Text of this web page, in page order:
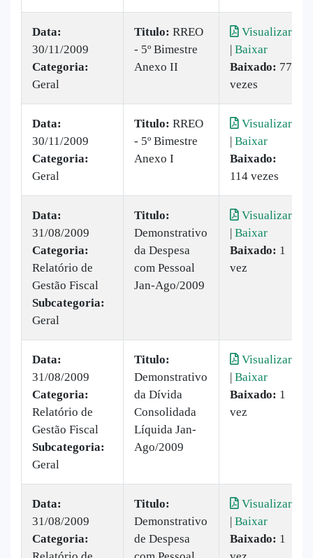
Data:
30/11/2009
Categoria:
Geral
Titulo: RREO
- 5º Bimestre
Anexo II
Visualizar
| Baixar
Baixado: 77
vezes
Data:
30/11/2009
Categoria:
Geral
Titulo: RREO
- 5º Bimestre
Anexo I
Visualizar
| Baixar
Baixado:
114 vezes
Data:
31/08/2009
Categoria:
Relatório de
Gestão Fiscal
Subcategoria:
Geral
Titulo:
Demonstrativo
da Despesa
com Pessoal
Jan-Ago/2009
Visualizar
| Baixar
Baixado: 1
vez
Data:
31/08/2009
Categoria:
Relatório de
Gestão Fiscal
Subcategoria:
Geral
Titulo:
Demonstrativo
da Dívida
Consolidada
Líquida Jan-
Ago/2009
Visualizar
| Baixar
Baixado: 1
vez
Data:
31/08/2009
Categoria:
Titulo:
Demonstrativo
de Despesa
Visualizar
| Baixar
Baixado: 1